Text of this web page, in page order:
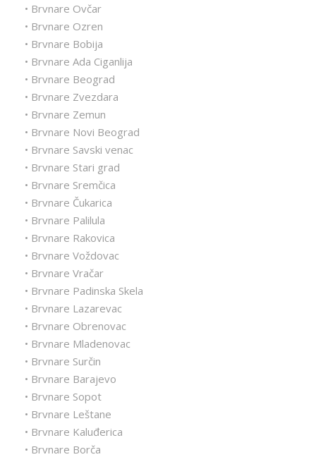
• Brvnare Ovčar
• Brvnare Ozren
• Brvnare Bobija
• Brvnare Ada Ciganlija
• Brvnare Beograd
• Brvnare Zvezdara
• Brvnare Zemun
• Brvnare Novi Beograd
• Brvnare Savski venac
• Brvnare Stari grad
• Brvnare Sremčica
• Brvnare Čukarica
• Brvnare Palilula
• Brvnare Rakovica
• Brvnare Voždovac
• Brvnare Vračar
• Brvnare Padinska Skela
• Brvnare Lazarevac
• Brvnare Obrenovac
• Brvnare Mladenovac
• Brvnare Surčin
• Brvnare Barajevo
• Brvnare Sopot
• Brvnare Leštane
• Brvnare Kaluđerica
• Brvnare Borča